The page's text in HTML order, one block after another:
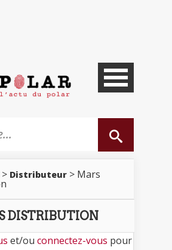
> Distributeur > Mars
DISTRIBUTION
et/ou connectez-vous pour